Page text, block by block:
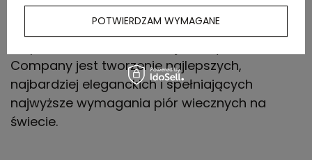
zainspirowało Sakatę do produkcji własnych
piór wiecznych pod nazwąSailor. Prawie 100
Company jest tworzenie najlepszych,
najbardziej eleganckich i spełniających
najwyższe wymagania piór wiecznych na
świecie.
POTWIERDZAM WYMAGANE